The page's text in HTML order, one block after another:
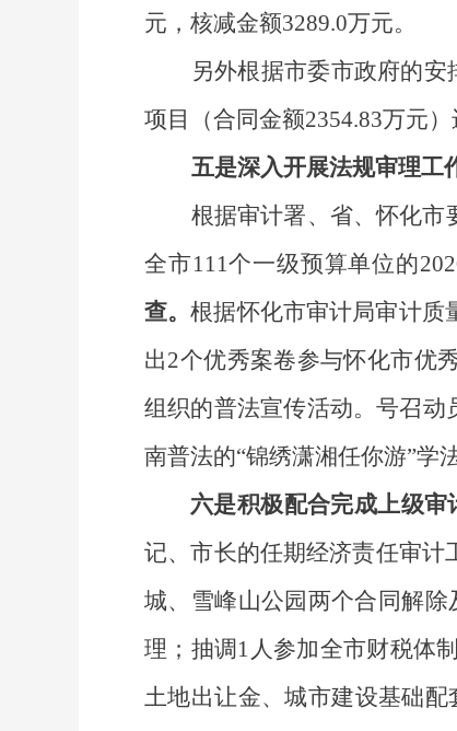
元，核减金额3289.0万元。
另外根据市委市政府的安
项目（合同金额2354.83万元
五是深入开展法规审理工
根据审计署、省、怀化市
全市111个一级预算单位的
查。根据怀化市审计局审计质
出2个优秀案卷参与怀化市优
组织的普法宣传活动。号召动
南普法的“锦绣潇湘任你游”学
六是积极配合完成上级审
记、市长的任期经济责任审计
城、雪峰山公园两个合同解
理； 抽调 1人参加全市财税体
土地出让金、城市建设基础配